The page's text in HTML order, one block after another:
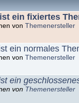
ein fixiertes
von Themenersteller
ein normales
von Themenersteller
ein
von Themenersteller